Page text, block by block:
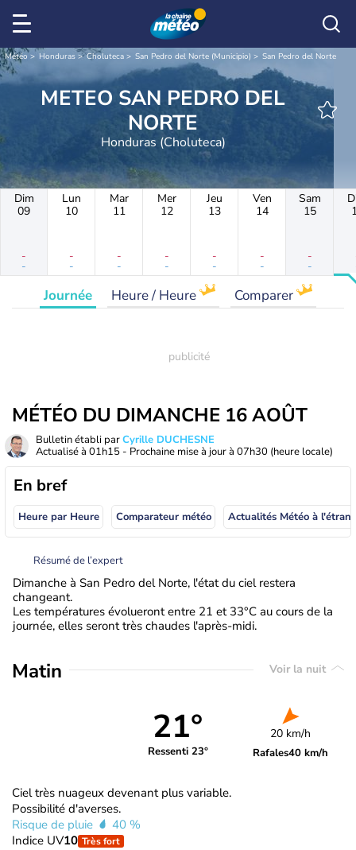
Météo Honduras Choluteca San Pedro del Norte (Municipio) San Pedro del Norte
METEO SAN PEDRO DEL
NORTE
Honduras (Choluteca)
Dim
09
-
-
Lun
10
-
-
Mar
11
-
-
Mer
12
-
-
Jeu
13
-
-
Ven
14
-
-
Sam
15
-
-
Journée Heure / Heure Comparer
MÉTÉO DU DIMANCHE 16 AOÛT
Bulletin établi parCyrille DUCHESNE
Actualisé à 01h15 - Prochaine mise à jour à 07h30 (heure locale)
En bref
Heure par Heure Comparateur météo
Résumé de l’expert
Dimanche à San Pedro del Norte, l'état du ciel restera
changeant.
Les températures évolueront entre 21 et 33°C au cours de la
journée, elles seront très chaudes l'après-midi.
Matin Voir la nuit
21°
Ressenti 23°
20 km/h
Rafales40 km/h
Ciel très nuageux devenant plus variable.
Possibilité d'averses.
Risque de pluie
40 %
Indice UV10 Très fort